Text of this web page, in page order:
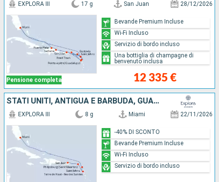
Pensione completa
EXPLORA III 17 g San Juan 28/12/2026
12 335 €
Bevande Premium Incluse
Wi-Fi Incluso
Servizio di bordo incluso
Una bottiglia di champagne di
benvenuto inclusa
STATI UNITI, ANTIGUA E BARBUDA, GUADALUPA, SAINT MARTIN, PORTORICO
EXPLORA III 8 g Miami 22/11/2026
-40% DI SCONTO
Bevande Premium Incluse
Wi-Fi Incluso
Servizio di bordo incluso